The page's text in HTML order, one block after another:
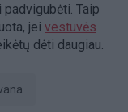
Taip
jei vestuvės
dėti daugiau.